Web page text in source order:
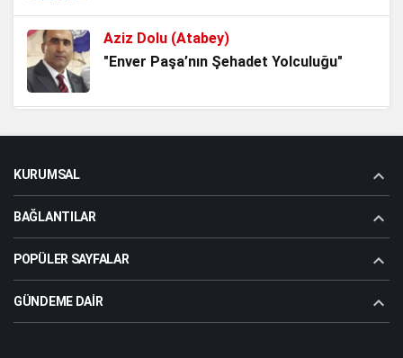
Zamanı Aşan Bir Yemin: Kerbela’dan
1 ay önce
Sessizlik"
Aziz Dolu (Atabey)
"Enver Paşa’nın Şehadet Yolculuğu"
"Gazi Erdal Özdemir’in gözlerine
bakacak cesaret lazım"
KURUMSAL
BAĞLANTILAR
POPÜLER SAYFALAR
GÜNDEME DAIR